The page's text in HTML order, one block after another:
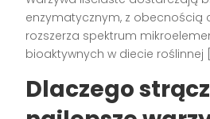
enzymatycznym, z obecnością
rozszerza spektrum
bioaktywnych w diecie roślinnej
Dlaczego